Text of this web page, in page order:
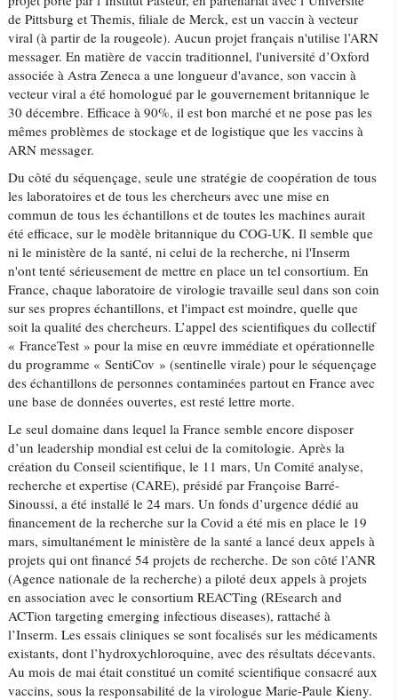
de Pittsburg et Themis, filiale de Merck, est un vaccin à vecteur
viral (à partir de la rougeole). Aucun projet français n'utilise l’ARN
messager. En matière de vaccin traditionnel, l'université d’Oxford
associée à Astra Zeneca a une longueur d'avance, son vaccin à
vecteur viral a été homologué par le gouvernement britannique le
30 décembre. Efficace à 90%, il est bon marché et ne pose pas les
mêmes problèmes de stockage et de logistique que les vaccins à
ARN messager.
Du côté du séquençage, seule une stratégie de coopération de tous
les laboratoires et de tous les chercheurs avec une mise en
commun de tous les échantillons et de toutes les machines aurait
été efficace, sur le modèle britannique du COG-UK. Il semble que
ni le ministère de la santé, ni celui de la recherche, ni l'Inserm
n'ont tenté sérieusement de mettre en place un tel consortium. En
France, chaque laboratoire de virologie travaille seul dans son coin
sur ses propres échantillons, et l'impact est moindre, quelle que
soit la qualité des chercheurs. L’appel des scientifiques du collectif
« FranceTest » pour la mise en œuvre immédiate et opérationnelle
du programme « SentiCov » (sentinelle virale) pour le séquençage
des échantillons de personnes contaminées partout en France avec
une base de données ouvertes, est resté lettre morte.
Le seul domaine dans lequel la France semble encore disposer
d’un leadership mondial est celui de la comitologie. Après la
création du Conseil scientifique, le 11 mars, Un Comité analyse,
recherche et expertise (CARE), présidé par Françoise Barré-
Sinoussi, a été installé le 24 mars. Un fonds d’urgence dédié au
financement de la recherche sur la Covid a été mis en place le 19
mars, simultanément le ministère de la santé a lancé deux appels à
projets qui ont financé 54 projets de recherche. De son côté l’ANR
(Agence nationale de la recherche) a piloté deux appels à projets
en association avec le consortium REACTing (REsearch and
ACTion targeting emerging infectious diseases), rattaché à
l’Inserm. Les essais cliniques se sont focalisés sur les médicaments
existants, dont l’hydroxychloroquine, avec des résultats décevants.
Au mois de mai était constitué un comité scientifique consacré aux
vaccins, sous la responsabilité de la virologue Marie-Paule Kieny.